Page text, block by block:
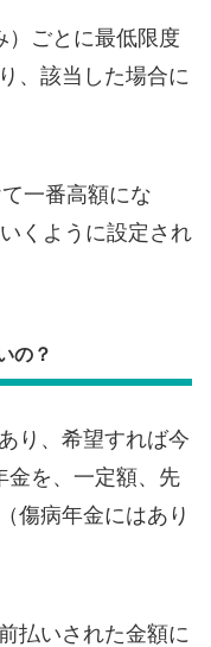
）ごとに最低限度
、該当した場合に
一番高額にな
くように設定され
の？
り、希望すれば今
金を、一定額、先
傷病年金にはあり
払いされた金額に